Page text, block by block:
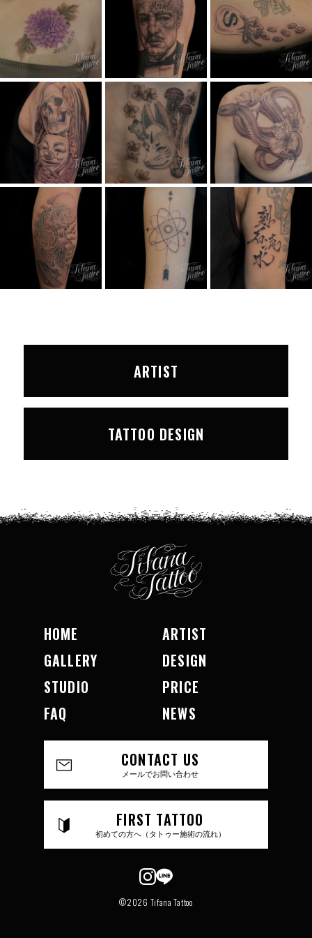
ARTIST
TATTOO DESIGN
HOME
ARTIST
GALLERY
DESIGN
STUDIO
PRICE
FAQ
NEWS
CONTACT US
メールでお問い合わせ
FIRST TATTOO
初めての方へ（タトゥー施術の流れ）
©2026 Tifana Tattoo